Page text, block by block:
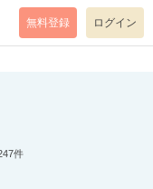
level=notice
無料登録 ログイン
件